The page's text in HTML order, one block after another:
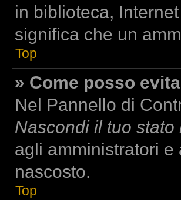
in biblioteca,
significa che un
Top
» Come posso
Nel Pannello di
Nascondi il tuo stato
agli amministratori e
nascosto.
Top